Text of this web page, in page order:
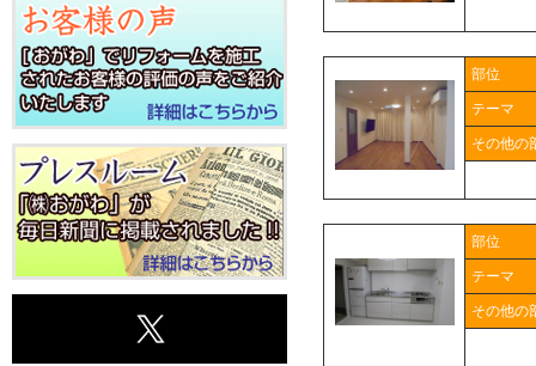
部位
テーマ
その他の
部位
テーマ
その他の